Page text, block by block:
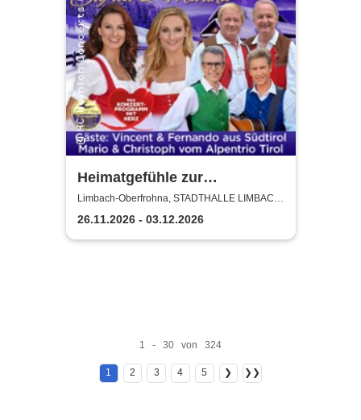
Heimatgefühle zur
Weihnachtszeit 2026 - Das
Konzertprogramm mit Herz
Limbach-Oberfrohna, STADTHALLE LIMBACH-
OBERFROHNA
26.11.2026 - 03.12.2026
1 - 30 von 324
1 2 3 4 5 ❯ ❯❯